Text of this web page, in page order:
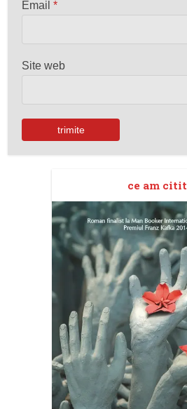
Email*
Site web
ce am citit